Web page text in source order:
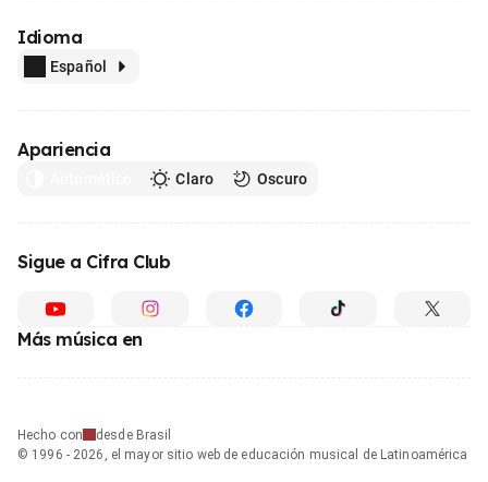
Idioma
Español
Apariencia
Claro Oscuro
Sigue a Cifra Club
Más música en
Hecho con
desde Brasil
© 1996 - 2026, el mayor sitio web de educación musical de Latinoamérica